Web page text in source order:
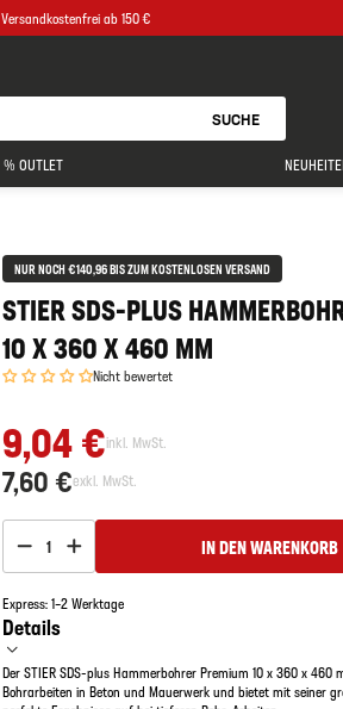
Versandkostenfrei ab 150 €
SUCHE
% OUTLET
NUR NOCH €140,96 BIS ZUM KOSTENLOSEN VERSAND
STIER SDS-PLUS
10 X 360 X 460 MM
Nicht bewertet
9,04 €inkl. MwSt.
7,60 €exkl. MwSt.
1 IN DEN WARENKORB
Express: 1–2 Werktage
Details
Der STIER SDS-plus Hammerbohrer Premium 10 x 360 x 460
Bohrarbeiten in Beton und Mauerwerk und bietet mit seiner